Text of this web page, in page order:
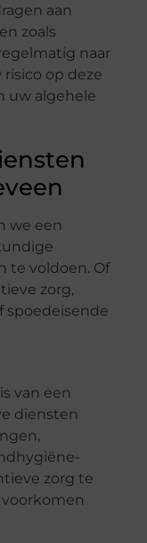
aan
zoals
naar
op deze
uw algehele
we een
te voldoen. Of
zorg,
spoedeisende
van een
diensten
zorg te